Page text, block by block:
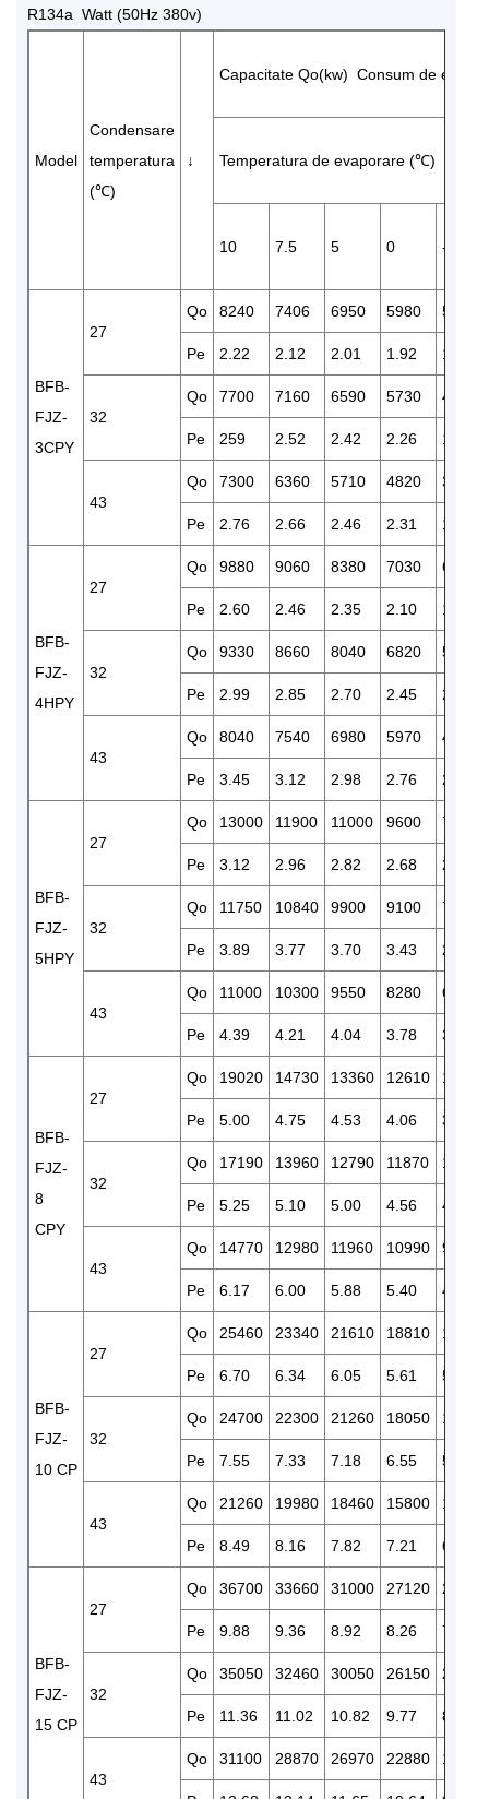
R134a Watt (50Hz 380v)
Model
Condensare
temperatura
(℃)
↓
Capacitate Qo(kw) Consum de
Temperatura de evaporare (℃)
10 7.5 5 0 -5
BFB-
FJZ-
3CPY
27
Qo 8240 7406 6950 5980 5610
Pe 2.22 2.12 2.01 1.92 1.68
32
Qo 7700 7160 6590 5730 4310
Pe 259 2.52 2.42 2.26 1.96
43
Qo 7300 6360 5710 4820 3910
Pe 2.76 2.66 2.46 2.31 1.99
BFB-
FJZ-
4HPY
27
Qo 9880 9060 8380 7030 6130
Pe 2.60 2.46 2.35 2.10 1.97
32
Qo 9330 8660 8040 6820 5550
Pe 2.99 2.85 2.70 2.45 2.20
43
Qo 8040 7540 6980 5970 4870
Pe 3.45 3.12 2.98 2.76 2.54
BFB-
FJZ-
5HPY
27
Qo 13000 11900 11000 9600 7820
Pe 3.12 2.96 2.82 2.68 2.45
32
Qo 11750 10840 9900 9100 7290
Pe 3.89 3.77 3.70 3.43 2.96
43
Qo 11000 10300 9550 8280 6390
Pe 4.39 4.21 4.04 3.78 3.21
BFB-
FJZ-
8
CPY
27
Qo 19020 14730 13360 12610 11080
Pe 5.00 4.75 4.53 4.06 3.16
32
Qo 17190 13960 12790 11870 10290
Pe 5.25 5.10 5.00 4.56 4.19
43
Qo 14770 12980 11960 10990 9080
Pe 6.17 6.00 5.88 5.40 4.92
BFB-
FJZ-
10 CP
27
Qo 25460 23340 21610 18810 15800
Pe 6.70 6.34 6.05 5.61 5.06
32
Qo 24700 22300 21260 18050 14780
Pe 7.55 7.33 7.18 6.55 5.70
43
Qo 21260 19980 18460 15800 12970
Pe 8.49 8.16 7.82 7.21 6.66
BFB-
FJZ-
15 CP
27
Qo 36700 33660 31000 27120 22710
Pe 9.88 9.36 8.92 8.26 7.42
32
Qo 35050 32460 30050 26150 21160
Pe 11.36 11.02 10.82 9.77 8.86
43
Qo 31100 28870 26970 22880 18560